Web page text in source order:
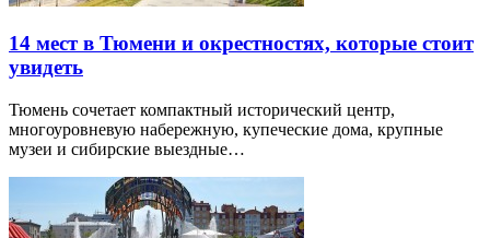
14 мест в Тюмени и окрестностях, которые стоит
увидеть
Тюмень сочетает компактный исторический центр,
многоуровневую набережную, купеческие дома, крупные
музеи и сибирские выездные…